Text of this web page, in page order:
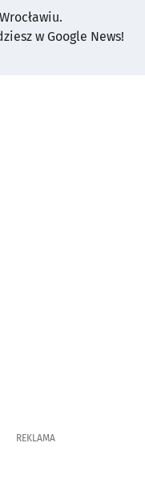
w Google News!
REKLAMA